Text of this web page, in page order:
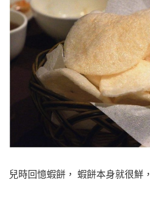
兒時回憶蝦餅， 蝦餅本身就很鮮，